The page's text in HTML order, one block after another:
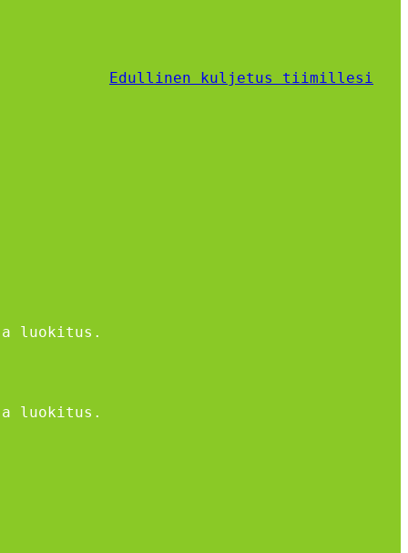
Edullinen kuljetus tiimillesi
luokitus.
luokitus.